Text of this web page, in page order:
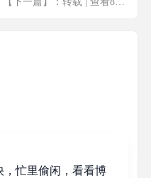
，忙里偷闲，看看博